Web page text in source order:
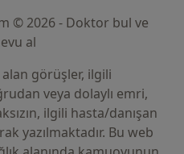
© 2026 - Doktor bul ve
al
görüşler, ilgili
veya dolaylı emri,
ilgili hasta/danışan
yazılmaktadır. Bu web